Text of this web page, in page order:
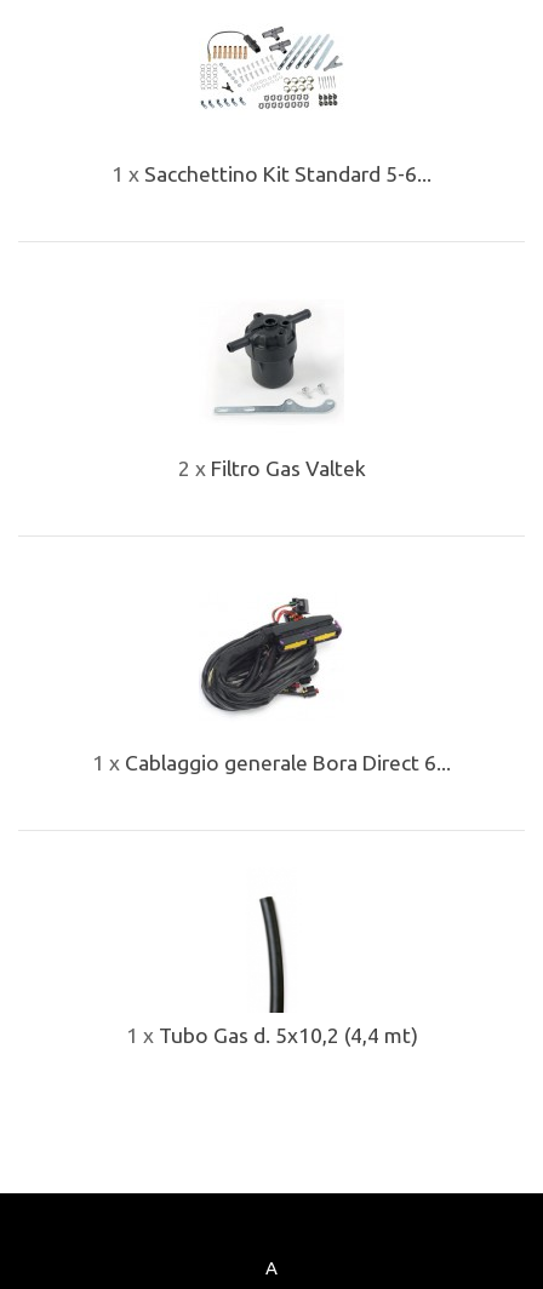
1 x Sacchettino Kit Standard 5-6...
2 x Filtro Gas Valtek
1 x Cablaggio generale Bora Direct 6...
1 x Tubo Gas d. 5x10,2 (4,4 mt)
A